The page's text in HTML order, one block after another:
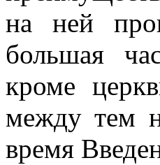
на ней
большая
кроме
между тем
время